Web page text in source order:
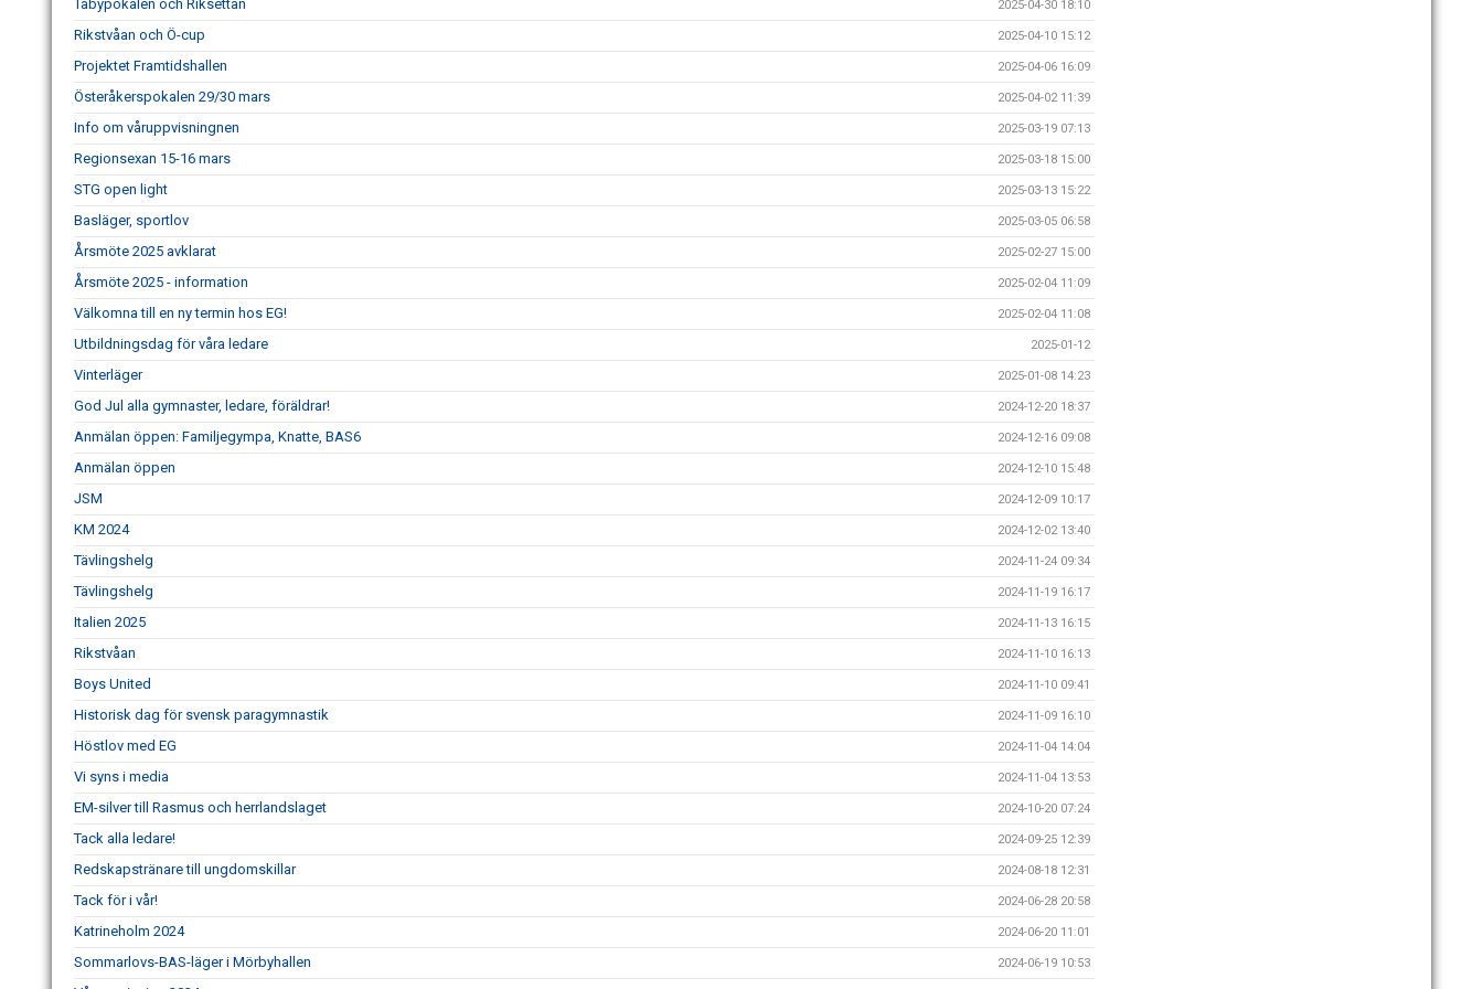
Täbypokalen och Riksettan 2025-04-30 18:10
Rikstvåan och Ö-cup 2025-04-10 15:12
Projektet Framtidshallen 2025-04-06 16:09
Österåkerspokalen 29/30 mars 2025-04-02 11:39
Info om våruppvisningnen 2025-03-19 07:13
Regionsexan 15-16 mars 2025-03-18 15:00
STG open light 2025-03-13 15:22
Basläger, sportlov 2025-03-05 06:58
Årsmöte 2025 avklarat 2025-02-27 15:00
Årsmöte 2025 - information 2025-02-04 11:09
Välkomna till en ny termin hos EG! 2025-02-04 11:08
Utbildningsdag för våra ledare 2025-01-12
Vinterläger 2025-01-08 14:23
God Jul alla gymnaster, ledare, föräldrar! 2024-12-20 18:37
Anmälan öppen: Familjegympa, Knatte, BAS6 2024-12-16 09:08
Anmälan öppen 2024-12-10 15:48
JSM 2024-12-09 10:17
KM 2024 2024-12-02 13:40
Tävlingshelg 2024-11-24 09:34
Tävlingshelg 2024-11-19 16:17
Italien 2025 2024-11-13 16:15
Rikstvåan 2024-11-10 16:13
Boys United 2024-11-10 09:41
Historisk dag för svensk paragymnastik 2024-11-09 16:10
Höstlov med EG 2024-11-04 14:04
Vi syns i media 2024-11-04 13:53
EM-silver till Rasmus och herrlandslaget 2024-10-20 07:24
Tack alla ledare! 2024-09-25 12:39
Redskapstränare till ungdomskillar 2024-08-18 12:31
Tack för i vår! 2024-06-28 20:58
Katrineholm 2024 2024-06-20 11:01
Sommarlovs-BAS-läger i Mörbyhallen 2024-06-19 10:53